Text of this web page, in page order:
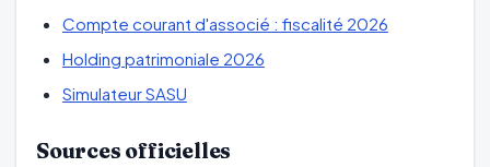
Compte courant d'associé : fiscalité 2026
Holding patrimoniale 2026
Simulateur SASU
Sources officielles